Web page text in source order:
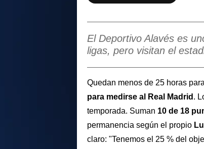
El Deportivo Alavés es
ligas, pero visitan el
Quedan menos de 25 horas
para medirse al Real Madrid .
temporada. Suman 10 de 18
permanencia según el propio
claro: "Tenemos el 25 % del